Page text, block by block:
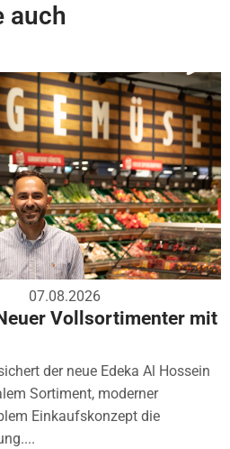
auch
07.08.2026
Vollsortimenter mit
der neue Edeka Al Hossein
Sortiment, moderner
Einkaufskonzept die